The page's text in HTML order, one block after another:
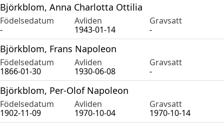
Björkblom, Anna Charlotta Ottilia
Födelsedatum Avliden
Gravsatt
-
1943-01-14 -
Björkblom, Frans Napoleon
Födelsedatum Avliden
Gravsatt
1866-01-30
1930-06-08 -
Björkblom, Per-Olof Napoleon
Födelsedatum Avliden
Gravsatt
1902-11-09
1970-10-04 1970-10-14